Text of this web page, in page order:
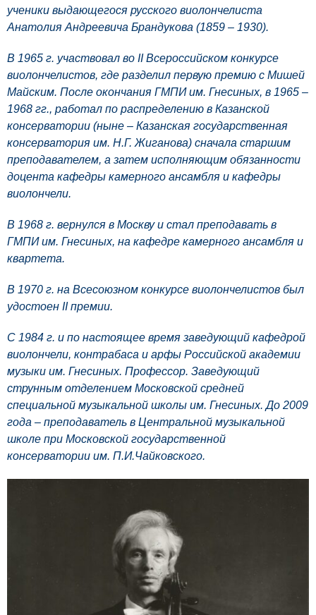
ученики выдающегося русского виолончелиста
Анатолия Андреевича Брандукова (1859 – 1930).
В 1965 г. участвовал во II Всероссийском конкурсе
виолончелистов, где разделил первую премию с Мишей
Майским. После окончания ГМПИ им. Гнесиных, в 1965 –
1968 гг., работал по распределению в Казанской
консерватории (ныне – Казанская государственная
консерватория им. Н.Г. Жиганова) сначала старшим
преподавателем, а затем исполняющим обязанности
доцента кафедры камерного ансамбля и кафедры
виолончели.
В 1968 г. вернулся в Москву и стал преподавать в
ГМПИ им. Гнесиных, на кафедре камерного ансамбля и
квартета.
В 1970 г. на Всесоюзном конкурсе виолончелистов был
удостоен II премии.
С 1984 г. и по настоящее время заведующий кафедрой
виолончели, контрабаса и арфы Российской академии
музыки им. Гнесиных. Профессор. Заведующий
струнным отделением Московской средней
специальной музыкальной школы им. Гнесиных. До 2009
года – преподаватель в Центральной музыкальной
школе при Московской государственной
консерватории им. П.И.Чайковского.